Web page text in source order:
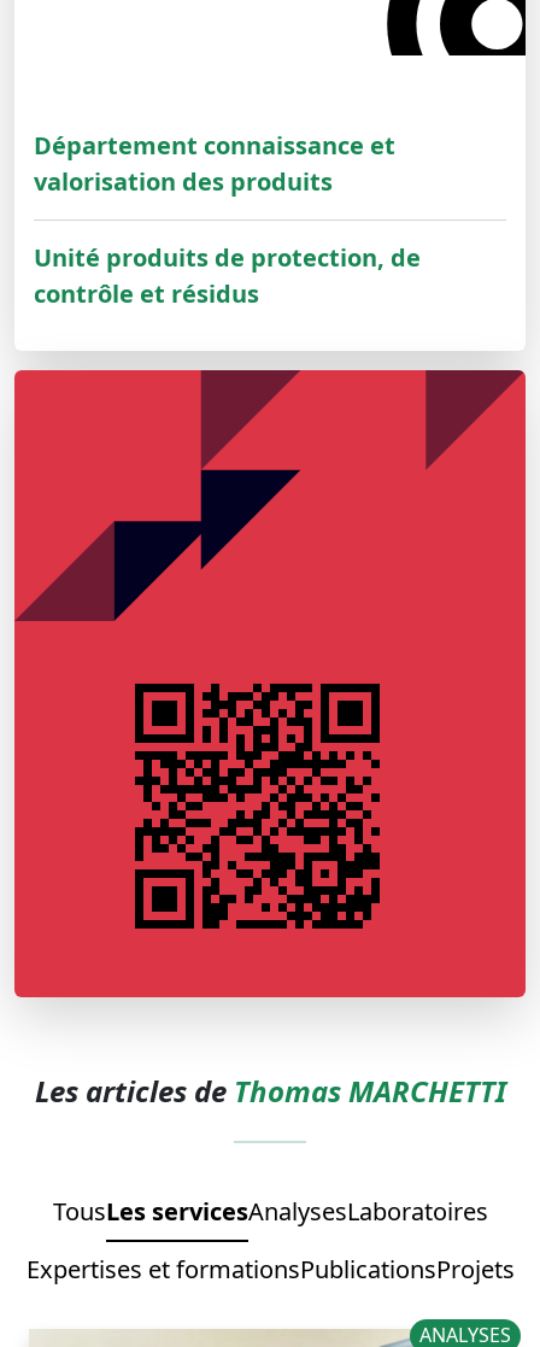
Département connaissance et
valorisation des produits
Unité produits de protection, de
contrôle et résidus
Les articles de Thomas MARCHETTI
TousLes servicesAnalysesLaboratoires
Expertises et formationsPublicationsProjets
ANALYSES